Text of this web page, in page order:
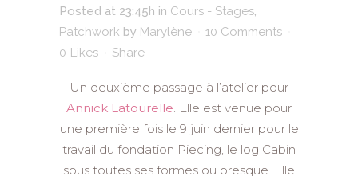
Posted at 23:45h in Cours - Stages,
Patchwork by Marylène
10 Comments
0 Likes Share
Un deuxième passage à l’atelier pour
Annick Latourelle. Elle est venue pour
une première fois le 9 juin dernier pour le
travail du fondation Piecing, le log Cabin
sous toutes ses formes ou presque. Elle